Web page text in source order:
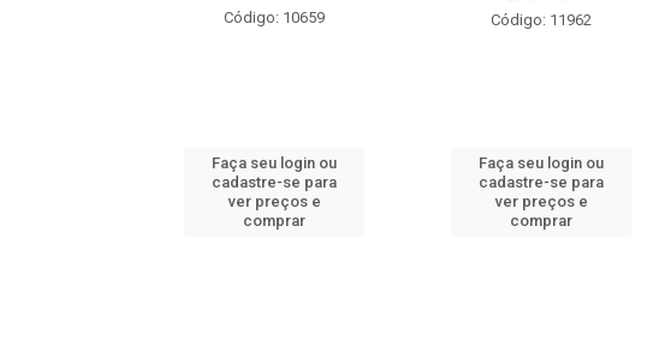
Código: 10659
Faça seu login ou
cadastre-se para
ver preços e
comprar
Código: 11962
Faça seu login ou
cadastre-se para
ver preços e
comprar